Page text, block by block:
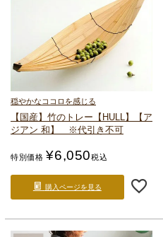
穏やかなココロを感じる
【国産】竹のトレー【HULL】
【ア
ジアン 和】
※代引き不可
特別価格 ¥6,050税込
購入ページを見る